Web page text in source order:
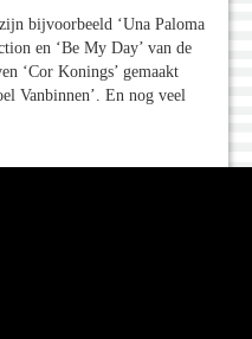
bijvoorbeeld ‘Una Paloma
en ‘Be My Day’ van de
‘Cor Konings’ gemaakt
Vanbinnen’. En nog veel